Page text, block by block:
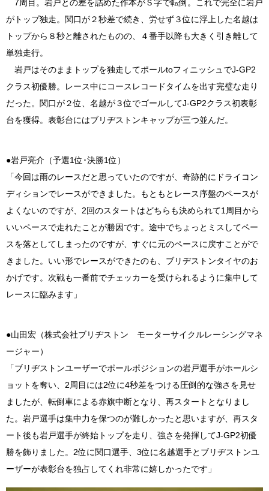
7周目。岩戸との差を詰めた作本がＳ字で転倒。これで完全に岩戸
がトップ独走。関口が２秒差で続き、労せず３位に浮上した名越は
トップから８秒と離されたものの、４番手以降も大きく引き離して
単独走行。
岩戸はそのままトップを独走してポールtoフィニッシュでJ-GP2
クラス初優勝。レース中にコースレコードタイムを出す完璧な走り
だった。関口が２位、名越が３位でゴールしてJ-GP2クラス初表彰
台を獲得。表彰台にはブリヂストンキャップが三つ並んだ。
●岩戸亮介（予選1位･決勝1位）
「今回は雨のレースだと思っていたのですが、奇跡的にドライコン
ディションでレースができました。もともとレース序盤のペースが
よくないのですが、2回のスタートはどちらも決められて1周目から
いいペースで走れたことが勝因です。途中でちょっとミスしてペー
スを落としてしまったのですが、すぐに元のペースに戻すことがで
きました。いい形でレースができたのも、ブリヂストンタイヤのお
かげです。次戦も一番前でチェッカーを受けられるように集中して
レースに臨みます」
●山田宏（株式会社ブリヂストン モーターサイクルレーシングマネ
ージャー）
「ブリヂストンユーザーでポールポジションの岩戸選手がホールシ
ョットを奪い、2周目には2位に4秒差をつける圧倒的な強さを見せ
ましたが、転倒車による赤旗中断となり、再スタートとなりまし
た。岩戸選手は集中力を保つのが難しかったと思いますが、再スタ
ート後も岩戸選手が終始トップを走り、強さを発揮してJ-GP2初優
勝を飾りました。2位に関口選手、3位に名越選手とブリヂストンユ
ーザーが表彰台を独占してくれ非常に嬉しかったです」